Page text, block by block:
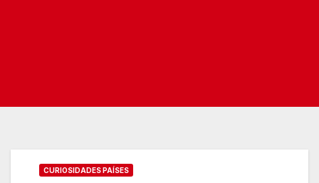
CURIOSIDADES PAÍSES